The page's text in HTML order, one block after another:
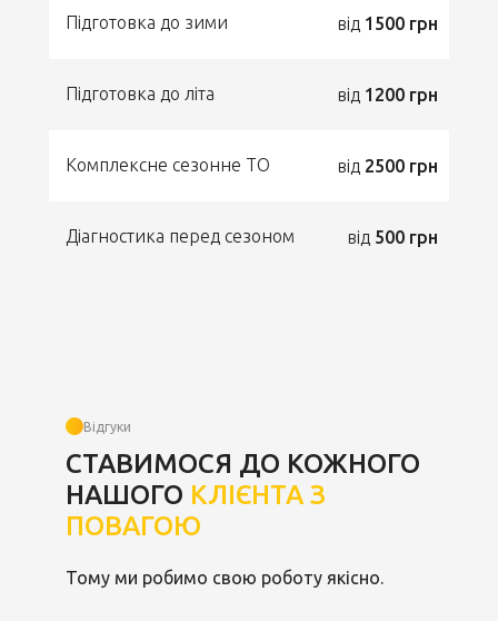
Підготовка до зими від 1500 грн
Підготовка до літа від 1200 грн
Комплексне сезонне ТО від 2500 грн
Діагностика перед сезоном від 500 грн
Відгуки
СТАВИМОСЯ ДО КОЖНОГО
НАШОГО КЛІЄНТА З
ПОВАГОЮ
Тому ми робимо свою роботу якісно.